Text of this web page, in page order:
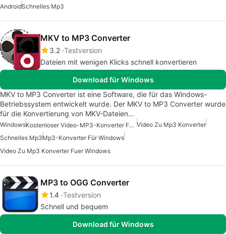
AndroidSchnelles Mp3
MKV to MP3 Converter
3.2 Testversion
Dateien mit wenigen Klicks schnell konvertieren
Download für Windows
MKV to MP3 Converter ist eine Software, die für das Windows-
Betriebssystem entwickelt wurde. Der MKV to MP3 Converter wurde
für die Konvertierung von MKV-Dateien…
Windows Kostenloser Video-MP3-Konverter Für Windows Video Zu Mp3 Konverter
Schnelles Mp3Mp3-Konverter Für Windows
Video Zu Mp3 Konverter Fuer Windows
MP3 to OGG Converter
1.4 Testversion
Schnell und bequem
Download für Windows